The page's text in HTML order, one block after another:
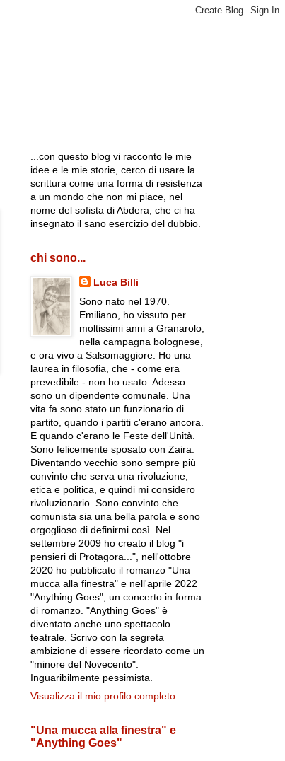
...con questo blog vi racconto le mie
idee e le mie storie, cerco di usare la
scrittura come una forma di resistenza
a un mondo che non mi piace, nel
nome del sofista di Abdera, che ci ha
insegnato il sano esercizio del dubbio.
chi sono...
Luca Billi
Sono nato nel 1970.
Emiliano, ho vissuto per
moltissimi anni a Granarolo,
nella campagna bolognese,
e ora vivo a Salsomaggiore. Ho una
laurea in filosofia, che - come era
prevedibile - non ho usato. Adesso
sono un dipendente comunale. Una
vita fa sono stato un funzionario di
partito, quando i partiti c'erano ancora.
E quando c'erano le Feste dell'Unità.
Sono felicemente sposato con Zaira.
Diventando vecchio sono sempre più
convinto che serva una rivoluzione,
etica e politica, e quindi mi considero
rivoluzionario. Sono convinto che
comunista sia una bella parola e sono
orgoglioso di definirmi così. Nel
settembre 2009 ho creato il blog "i
pensieri di Protagora...", nell'ottobre
2020 ho pubblicato il romanzo "Una
mucca alla finestra" e nell'aprile 2022
"Anything Goes", un concerto in forma
di romanzo. "Anything Goes" è
diventato anche uno spettacolo
teatrale. Scrivo con la segreta
ambizione di essere ricordato come un
"minore del Novecento".
Inguaribilmente pessimista.
Visualizza il mio profilo completo
"Una mucca alla finestra" e
"Anything Goes"